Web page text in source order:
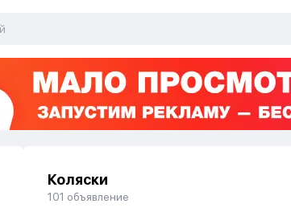
Коляски
101 объявление